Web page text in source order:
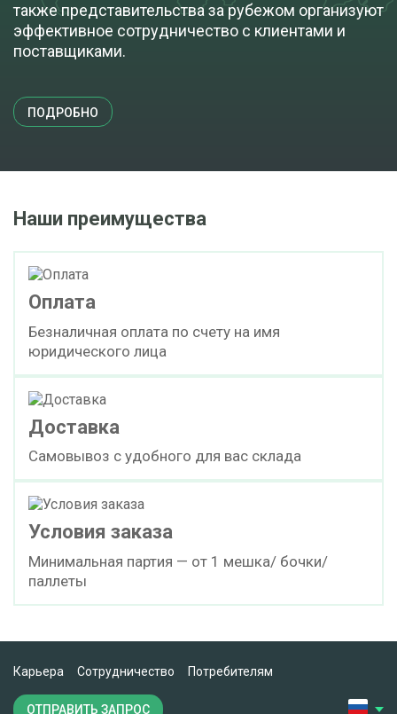
также представительства за рубежом организуют
эффективное сотрудничество с клиентами и
поставщиками.
ПОДРОБНО
Наши преимущества
Оплата
Безналичная оплата по счету на имя
юридического лица
Доставка
Самовывоз с удобного для вас склада
Условия заказа
Минимальная партия — от 1 мешка/ бочки/
паллеты
Карьера Сотрудничество Потребителям
ОТПРАВИТЬ ЗАПРОС